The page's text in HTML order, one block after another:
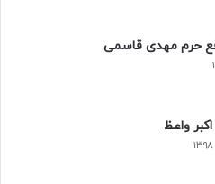
حرم مهدی قاسمی
واعظ